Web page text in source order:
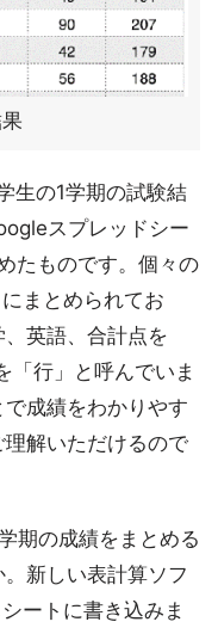
生の1学期の試験結
スプレッドシー
たものです。個々の
まとめられてお
英語、合計点を
「行」と呼んでいま
成績をわかりやす
解いただけるので
期の成績をまとめる
新しい表計算ソフ
ートに書き込みま